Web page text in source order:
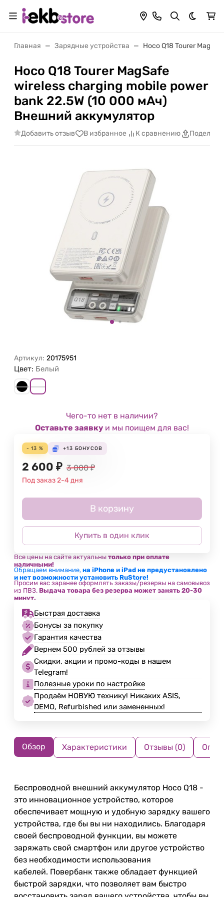
Темная
Главная Зарядные устройства Hoco Q18 Tourer
Hoco Q18 Tourer MagSafe
wireless charging mobile power
bank 22.5W (10 000 мАч)
Внешний аккумулятор
Добавить отзыв В избранное К сравнению
Артикул: 20175951
Цвет: Белый
Чего-то нет в наличии?
Оставьте заявку и мы поищем для вас!
- 13 % +13 БОНУСОВ
2 600 ₽ 3 000 ₽
Под заказ 2-4 дня
В корзину
Купить в один клик
Все цены на сайте актуальны только при оплате
наличными!
Обращаем внимание, на iPhone и iPad не предустановлено
и нет возможности установить RuStore!
Просим вас заранее оформлять заказы/резервы на самовывоз
из ПВЗ. Выдача товара без резерва может занять 20-30
минут.
Быстрая доставка
Бонусы за покупку
Гарантия качества
Вернем 500 рублей за отзывы
Скидки, акции и промо-коды в нашем
Telegram!
Полезные уроки по настройке
Продаём НОВУЮ технику! Никаких ASIS,
DEMO, Refurbished или замененных!
Обзор Характеристики Отзывы (0)
Беспроводной внешний аккумулятор Hoco Q18 -
это инновационное устройство, которое
обеспечивает мощную и удобную зарядку вашего
устройства, где бы вы ни находились. Благодаря
своей беспроводной функции, вы можете
заряжать свой смартфон или другое устройство
без необходимости использования
кабелей. Повербанк также обладает функцией
быстрой зарядки, что позволяет вам быстро